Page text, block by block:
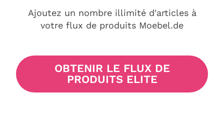
Ajoutez un nombre illimité d'articles à
votre flux de produits Moebel.de
OBTENIR LE FLUX DE
PRODUITS ELITE